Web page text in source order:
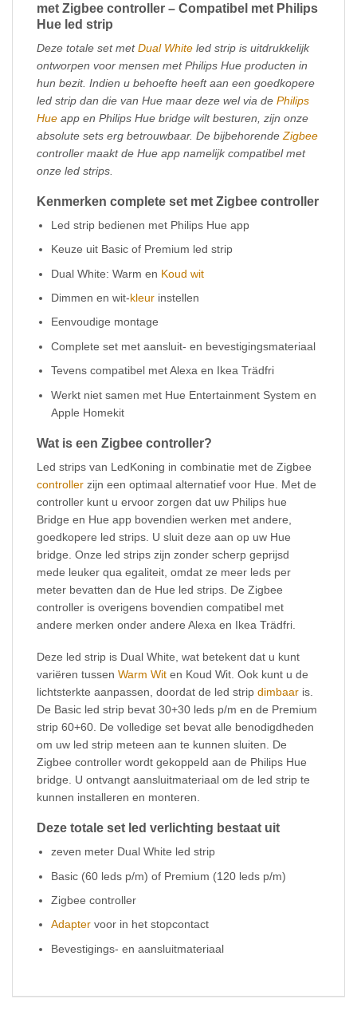
met Zigbee controller – Compatibel met Philips
Hue led strip
Deze totale set metDual White led strip is uitdrukkelijk
ontworpen voor mensen met Philips Hue producten in
hun bezit. Indien u behoefte heeft aan een goedkopere
led strip dan die van Hue maar deze wel via de Philips
Hue app en Philips Hue bridge wilt besturen, zijn onze
absolute sets erg betrouwbaar. De bijbehorende Zigbee
controller maakt de Hue app namelijk compatibel met
onze led strips.
Kenmerken complete set met Zigbee controller
Led strip bedienen met Philips Hue app
Keuze uit Basic of Premium led strip
Dual White: Warm en Koud wit
Dimmen en wit-kleur instellen
Eenvoudige montage
Complete set met aansluit- en bevestigingsmateriaal
Tevens compatibel met Alexa en Ikea Trädfri
Werkt niet samen met Hue Entertainment System en
Apple Homekit
Wat is een Zigbee controller?
Led strips van LedKoning in combinatie met de Zigbee
controller zijn een optimaal alternatief voor Hue. Met de
controller kunt u ervoor zorgen dat uw Philips hue
Bridge en Hue app bovendien werken met andere,
goedkopere led strips. U sluit deze aan op uw Hue
bridge. Onze led strips zijn zonder scherp geprijsd
mede leuker qua egaliteit, omdat ze meer leds per
meter bevatten dan de Hue led strips. De Zigbee
controller is overigens bovendien compatibel met
andere merken onder andere Alexa en Ikea Trädfri.
Deze led strip is Dual White, wat betekent dat u kunt
variëren tussen Warm Wit en Koud Wit. Ook kunt u de
lichtsterkte aanpassen, doordat de led strip dimbaar is.
De Basic led strip bevat 30+30 leds p/m en de Premium
strip 60+60. De volledige set bevat alle benodigdheden
om uw led strip meteen aan te kunnen sluiten. De
Zigbee controller wordt gekoppeld aan de Philips Hue
bridge. U ontvangt aansluitmateriaal om de led strip te
kunnen installeren en monteren.
Deze totale set led verlichting bestaat uit
zeven meter Dual White led strip
Basic (60 leds p/m) of Premium (120 leds p/m)
Zigbee controller
Adapter voor in het stopcontact
Bevestigings- en aansluitmateriaal